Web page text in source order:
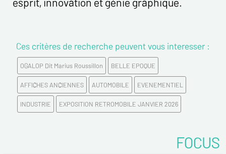
Ces critères de recherche peuvent vous interesser :
OGALOP Dit Marius Roussillon BELLE EPOQUE
AFFICHES ANCIENNES AUTOMOBILE EVENEMENTIEL
INDUSTRIE EXPOSITION RETROMOBILE JANVIER 2026
FOCUS